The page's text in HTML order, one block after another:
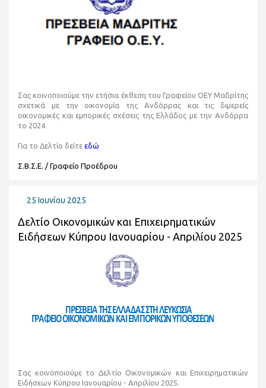
Σας κοινοποιούμε την ετήσια έκθεση του Γραφείου ΟΕΥ Μαδρίτης
σχετικά με την οικονομία της Ανδόρρας και τις διμερείς
οικονομικές και εμπορικές σχέσεις της Ελλάδος με την Ανδόρρα
το 2024.
Για το Δελτίο δείτε εδώ
Σ.Β.Σ.Ε. / Γραφείο Προέδρου
25 Ιουνίου 2025
Δελτίο Οικονομικών και Επιχειρηματικών
Ειδήσεων Κύπρου Ιανουαρίου - Απριλίου 2025
Σας κοινοποιούμε το Δελτίο Οικονομικών και Επιχειρηματικών
Ειδήσεων Κύπρου Ιανουαρίου - Απριλίου 2025.